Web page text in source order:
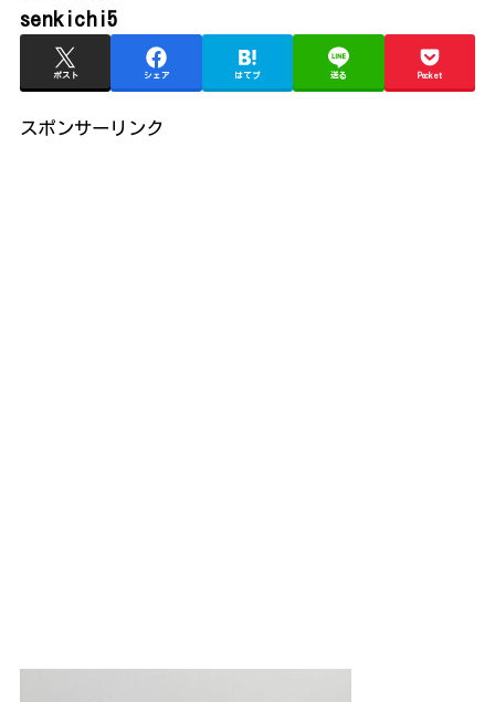
senkichi5
ポスト シェア はてブ 送る Pocket
スポンサーリンク